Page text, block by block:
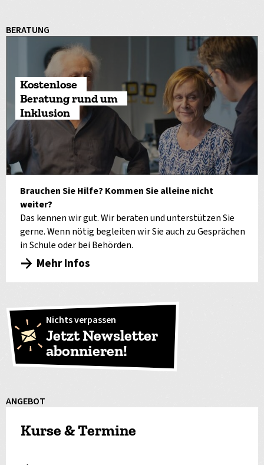
BERATUNG
Kostenlose
Beratung rund um
Inklusion
Brauchen Sie Hilfe? Kommen Sie alleine nicht
weiter?
Das kennen wir gut. Wir beraten und unterstützen Sie
gerne. Wenn nötig begleiten wir Sie auch zu Gesprächen
in Schule oder bei Behörden.
Mehr Infos
Nichts verpassen
Jetzt Newsletter
abonnieren!
ANGEBOT
Kurse & Termine